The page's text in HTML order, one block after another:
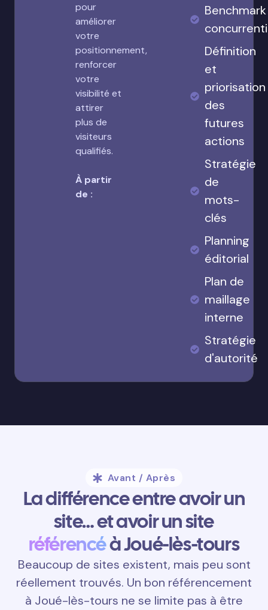
pour
améliorer
votre
positionnement,
renforcer
votre
visibilité et
attirer
plus de
visiteurs
qualifiés.
À partir
de :
Benchmark
Définition
et
priorisation
des
futures
actions
Stratégie
de
mots-
clés
Planning
éditorial
Plan de
maillage
interne
Stratégie
d'autorité
Avant / Après
La différence entre avoir un
site… et avoir un site
référencéà Joué-lès-tours
Beaucoup de sites existent, mais peu sont
réellement trouvés. Un bon référencement
à Joué-lès-tours ne se limite pas à être